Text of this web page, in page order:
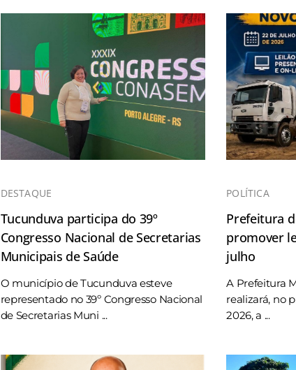
DESTAQUE
Tucunduva participa do 39º
Congresso Nacional de Secretarias
Municipais de Saúde
O município de Tucunduva esteve
representado no 39º Congresso Nacional
de Secretarias Muni ...
POLÍTICA
Prefeitura
promover
julho
A Prefeitura
realizará, no
2026, a ...